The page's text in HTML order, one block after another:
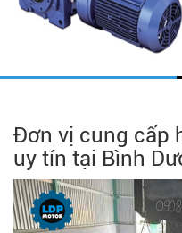
Đơn vị cung cấp
uy tín tại Bình